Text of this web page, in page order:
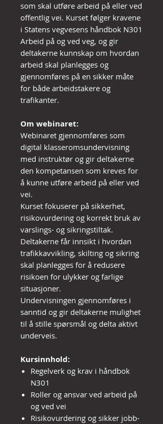
som skal utføre arbeid på eller ved
offentlig vei. Kurset følger kravene
i Statens vegvesens håndbok N301
Arbeid på og ved veg, og gir
deltakerne kunnskap om hvordan
arbeid skal planlegges og
gjennomføres på en sikker måte
for både arbeidstakere og
trafikanter.
Om webinaret:
Webinaret gjennomføres som
digital klasseromsundervisning
med instruktør og gir deltakerne
den kompetansen som kreves for
å kunne utføre arbeid på eller ved
vei.
Kurset fokuserer på sikkerhet,
risikovurdering og korrekt bruk av
varslings- og sikringstiltak.
Deltakerne får innsikt i hvordan
trafikkavvikling, skilting og sikring
skal planlegges for å redusere
risikoen for ulykker og farlige
situasjoner.
Undervisningen gjennomføres i
sanntid og gir deltakerne mulighet
til å stille spørsmål og delta aktivt
underveis.
Kursinnhold:
Regelverk og krav i håndbok
N301
Roller og ansvar ved arbeid på
og ved vei
Risikovurdering og sikker jobb-